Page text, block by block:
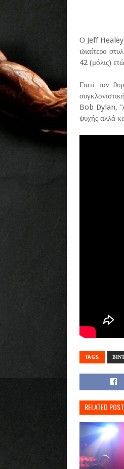
Ο Jeff Healey
ιδιαίτερο
42 (μόλις)
Γιατί τον
Bob Dylan,
ψυχής αλλά
TAGS:
RELATED